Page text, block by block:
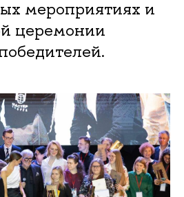
мероприятиях и
церемонии